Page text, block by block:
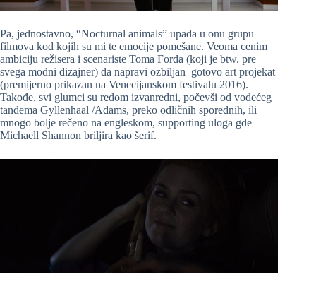
Pa, jednostavno, “Nocturnal animals” upada u onu grupu
filmova kod kojih su mi te emocije pomešane. Veoma cenim
ambiciju režisera i scenariste Toma Forda (koji je btw. pre
svega modni dizajner) da napravi ozbiljan gotovo art projekat
(premijerno prikazan na Venecijanskom festivalu 2016).
Takođe, svi glumci su redom izvanredni, počevši od vodećeg
tandema Gyllenhaal /Adams, preko odličnih sporednih, ili
mnogo bolje rečeno na engleskom, supporting uloga gde
Michaell Shannon briljira kao šerif.